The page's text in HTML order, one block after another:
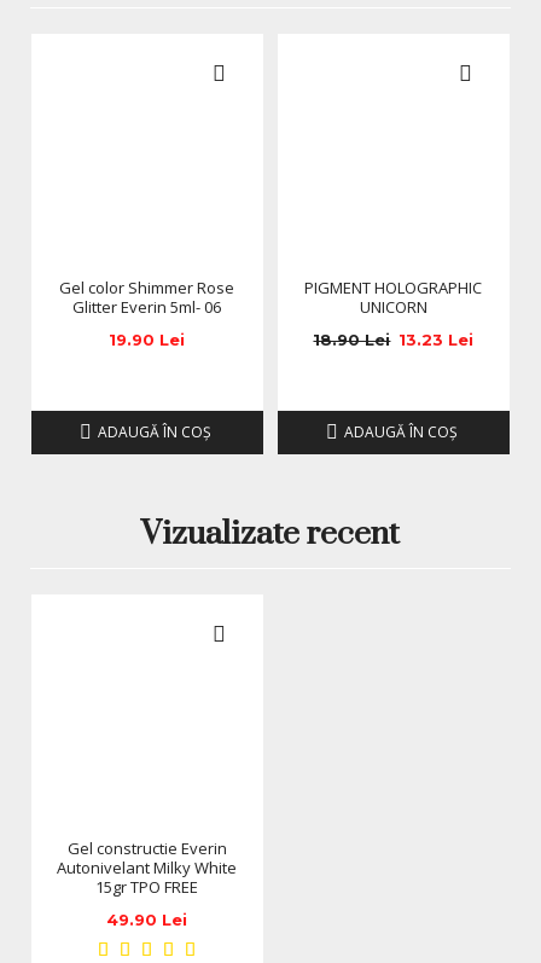
prezentate pe site sunt cu titlu de prezentare si pot diferi
Gel color Shimmer Rose
Glitter Everin 5ml- 06
19.90 Lei
ADAUGĂ ÎN COŞ
PIGMENT HOLOGRAPHIC
UNICORN
13.23 Lei
18.90 Lei
ADAUGĂ ÎN COŞ
Vizualizate recent
Gel constructie Everin
Autonivelant Milky White
15gr TPO FREE
49.90 Lei